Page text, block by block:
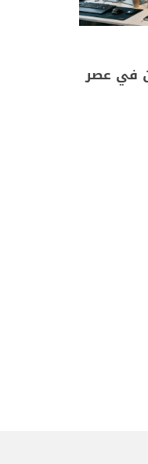
في عصر